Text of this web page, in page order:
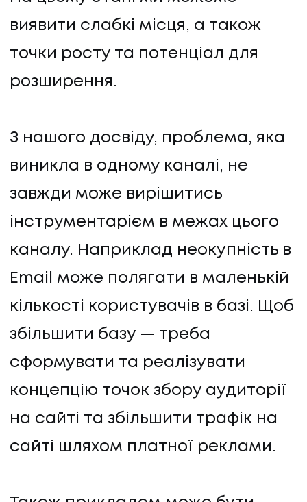
виявити слабкі місця, а також
точки росту та потенціал для
розширення.
З нашого досвіду, проблема, яка
виникла в одному каналі, не
завжди може вирішитись
інструментарієм в межах цього
каналу. Наприклад неокупність в
Email може полягати в маленькій
кількості користувачів в базі. Щоб
збільшити базу — треба
сформувати та реалізувати
концепцію точок збору аудиторії
на сайті та збільшити трафік на
сайті шляхом платної реклами.